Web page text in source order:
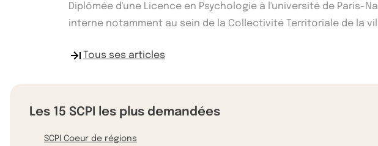
Diplômée d'une Licence en Psychologie à l'université de
interne notamment au sein de la Collectivité Territoriale de la
Tous ses articles
Les 15 SCPI les plus demandées
SCPI Coeur de régions